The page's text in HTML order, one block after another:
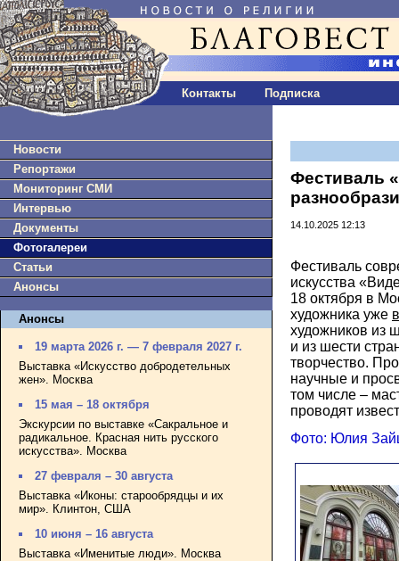
Контакты Подписка
Новости
Репортажи
Мониторинг СМИ
Интервью
Документы
Фотогалереи
Статьи
Анонсы
Анонсы
19 марта 2026 г. — 7 февраля 2027 г.
Выставка «Искусство добродетельных
жен». Москва
15 мая – 18 октября
Экскурсии по выставке «Сакральное и
радикальное. Красная нить русского
искусства». Москва
27 февраля – 30 августа
Выставка «Иконы: старообрядцы и их
мир». Клинтон, США
10 июня – 16 августа
Выставка «Именитые люди». Москва
Фестиваль
14.10.2025 12:13
Фестиваль
искусства
18 октября в
художника уже
художников из
и из шести
творчество.
научные и
том числе –
проводят
Фото: Юлия